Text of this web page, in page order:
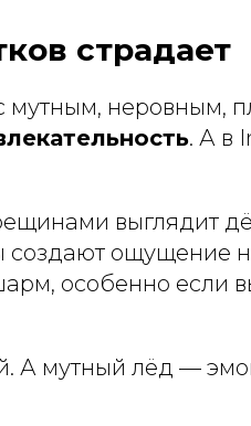
страдает
мутным, неровным,
. А в
выглядит
ощущение
особенно если
А мутный лёд —